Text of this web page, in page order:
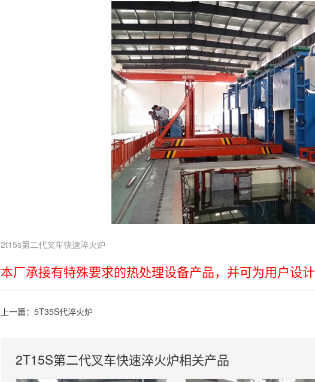
2t15s第二代叉车快速淬火炉
本厂承接有特殊要求的热处理设备产品，并可为用户设计
上一篇： 5T35S代淬火炉
2T15S第二代叉车快速淬火炉相关产品